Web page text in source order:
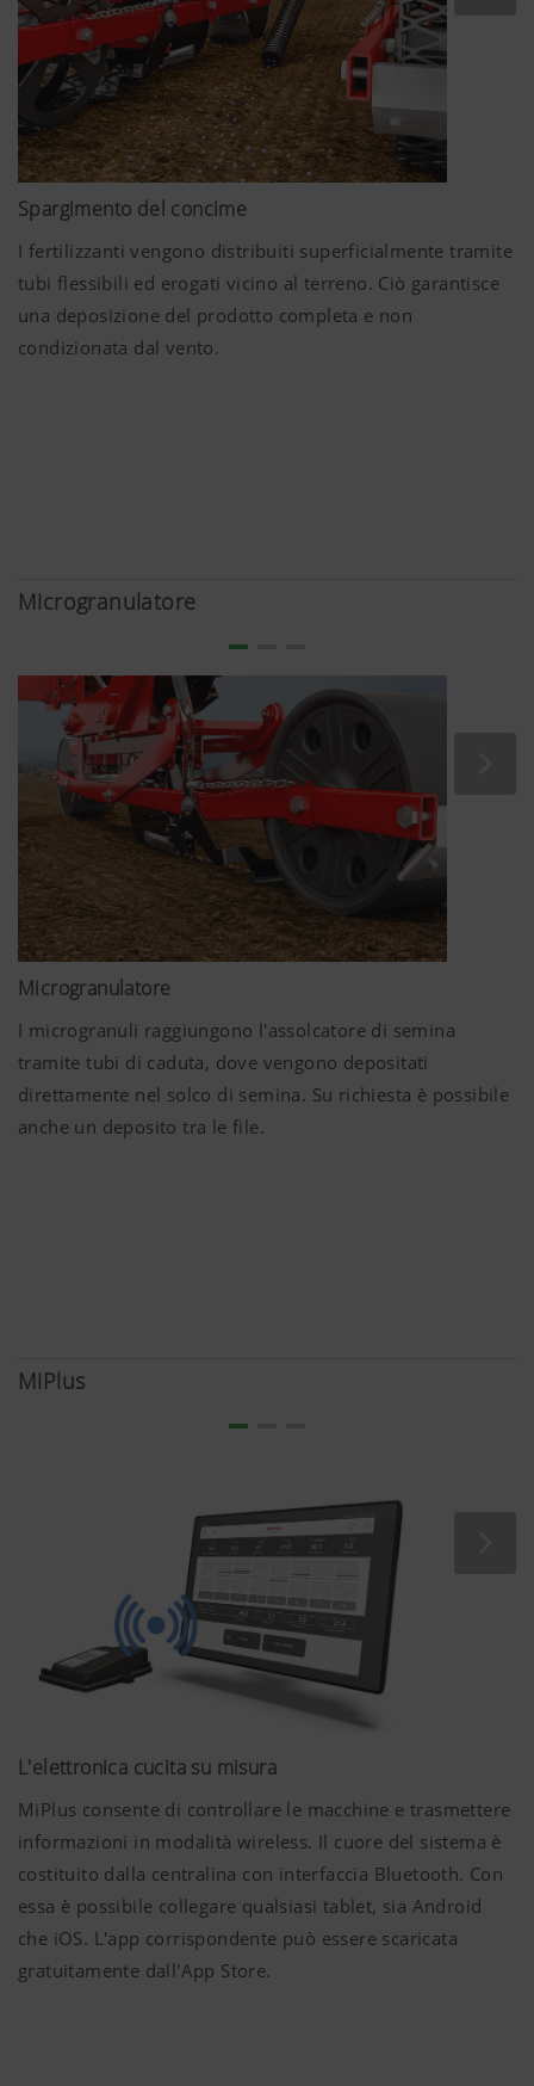
Spargimento del concime
I fertilizzanti vengono distribuiti superficialmente tramite
tubi flessibili ed erogati vicino al terreno. Ciò garantisce
una deposizione del prodotto completa e non
condizionata dal vento.
Microgranulatore
Microgranulatore
I microgranuli raggiungono l'assolcatore di semina
tramite tubi di caduta, dove vengono depositati
direttamente nel solco di semina. Su richiesta è possibile
anche un deposito tra le file.
MiPlus
L'elettronica cucita su misura
MiPlus consente di controllare le macchine e trasmettere
informazioni in modalità wireless. Il cuore del sistema è
costituito dalla centralina con interfaccia Bluetooth. Con
essa è possibile collegare qualsiasi tablet, sia Android
che iOS. L'app corrispondente può essere scaricata
gratuitamente dall'App Store.